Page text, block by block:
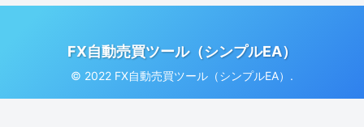
FX自動売買ツール（シンプルEA）
© 2022 FX自動売買ツール（シンプルEA）.